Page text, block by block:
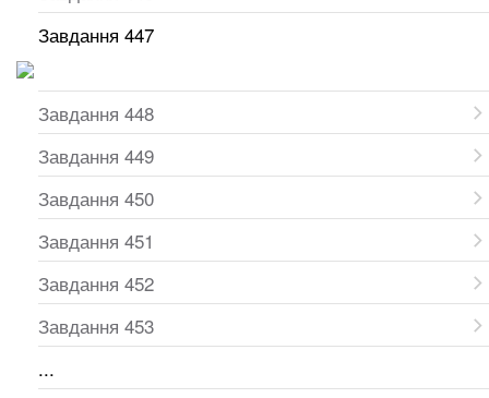
Завдання 447
Завдання 448
Завдання 449
Завдання 450
Завдання 451
Завдання 452
Завдання 453
...